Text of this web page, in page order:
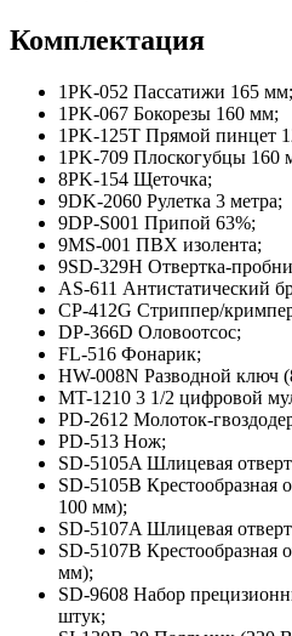
Комплектация
1PK-052 Пассатижи 165 мм;
1PK-067 Бокорезы 160 мм;
1PK-125T Прямой пинцет
1PK-709 Плоскогубцы 160
8PK-154 Щеточка;
9DK-2060 Рулетка 3 метра;
9DP-S001 Припой 63%;
9MS-001 ПВХ изолента;
9SD-329H Отвертка-
AS-611 Антистатический
CP-412G Стриппер/
DP-366D Оловоотсос;
FL-516 Фонарик;
HW-008N Разводной ключ
MT-1210 3 1/2 цифровой
PD-2612 Молоток-
PD-513 Нож;
SD-5105A Шлицевая
SD-5105B Крестообразная
100 мм);
SD-5107A Шлицевая
SD-5107B Крестообразная
мм);
SD-9608 Набор
штук;